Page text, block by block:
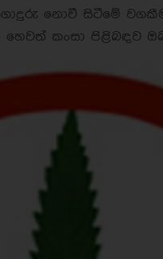
ගොදුරු නොවී සිටීමේ
කංසා පිළිබඳව